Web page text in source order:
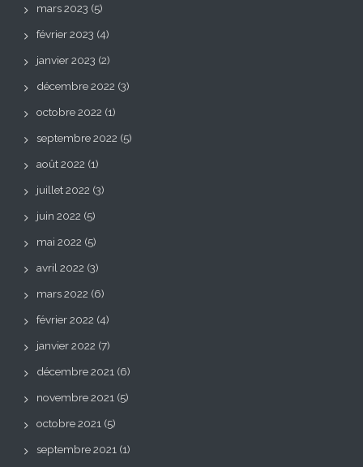
mars 2023 (5)
février 2023 (4)
janvier 2023 (2)
décembre 2022 (3)
octobre 2022 (1)
septembre 2022 (5)
août 2022 (1)
juillet 2022 (3)
juin 2022 (5)
mai 2022 (5)
avril 2022 (3)
mars 2022 (6)
février 2022 (4)
janvier 2022 (7)
décembre 2021 (6)
novembre 2021 (5)
octobre 2021 (5)
septembre 2021 (1)